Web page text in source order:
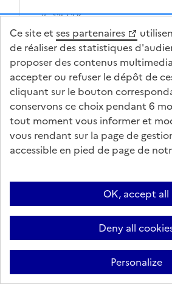
pdf - 125.53 Ko
Résultats 2005 du
complémentaire
2006
pdf - 232.53 Ko
D'importants
peuplier robusta sont
le département du
2006
Ce site et ses partenaires
de réaliser des statistiques
proposer des contenus
accepter ou refuser le dépôt de
cliquant sur le bouton
conservons ce choix pendant 6
tout moment vous informer et
vous rendant sur la page de
accessible en pied de page de
OK, accept all
Deny all
Personalize